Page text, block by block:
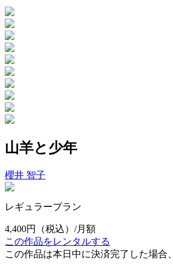
山羊と少年
櫻井 智子
レギュラープラン
4,400円
（税込）/月額
この作品をレンタルする
この作品は本日中に決済完了した場合、